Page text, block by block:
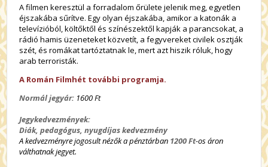
A filmen keresztül a forradalom őrülete jelenik meg, egyetlen
éjszakába sűrítve. Egy olyan éjszakába, amikor a katonák a
televízióból, költőktől és színészektől kapják a parancsokat, a
rádió hamis üzeneteket közvetít, a fegyvereket civilek osztják
szét, és romákat tartóztatnak le, mert azt hiszik róluk, hogy
arab terroristák.
A Román Filmhét további programja.
Normál jegyár: 1600 Ft
Jegykedvezmények:
Diák, pedagógus, nyugdíjas kedvezmény
A kedvezményre jogosult nézők a pénztárban 1200 Ft-os áron
válthatnak jegyet.